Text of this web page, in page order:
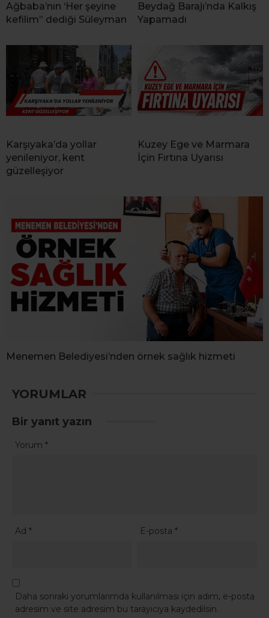
Ağbaba’nın ‘Her şeyine
kefilim” dediği Süleyman
Beydağ Barajı’nda Kalkış
Yapamadı
Karşıyaka’da yollar
yenileniyor, kent
güzelleşiyor
Kuzey Ege ve Marmara
İçin Fırtına Uyarısı
Menemen Belediyesi’nden örnek sağlık hizmeti
YORUMLAR
Bir yanıt yazın
Yorum *
Ad * E-posta*
Daha sonraki yorumlarımda kullanılması için adım, e-posta
adresim ve site adresim bu tarayıcıya kaydedilsin.